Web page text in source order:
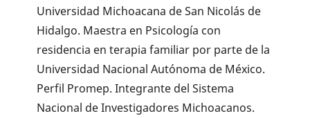
Universidad Michoacana de San Nicolás de
Hidalgo. Maestra en Psicología con
residencia en terapia familiar por parte de la
Universidad Nacional Autónoma de México.
Perfil Promep. Integrante del Sistema
Nacional de Investigadores Michoacanos.